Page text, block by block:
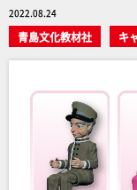
2022.08.24
青島文化教材社 キ